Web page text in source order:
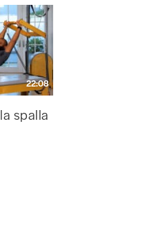
22:08
spalla